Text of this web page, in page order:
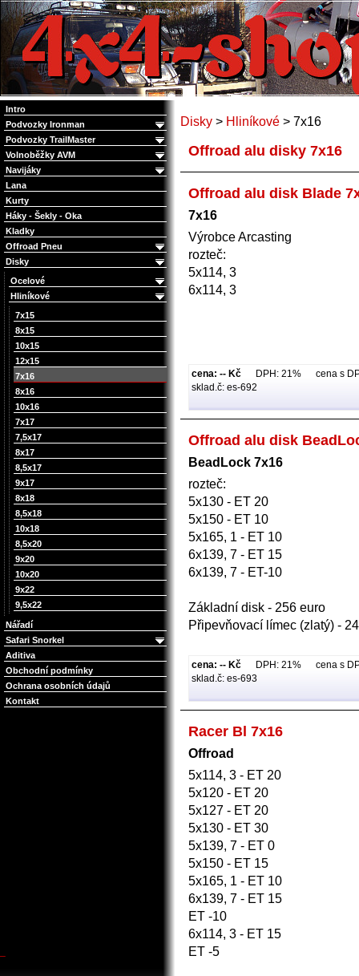
4x4 Offroad e-shop
Intro
Podvozky Ironman
Podvozky TrailMaster
Volnoběžky AVM
Navijáky
Lana
Kurty
Háky - Šekly - Oka
Kladky
Offroad Pneu
Disky
Ocelové
Hliníkové
7x15
8x15
10x15
12x15
7x16
8x16
10x16
7x17
7,5x17
8x17
8,5x17
9x17
8x18
8,5x18
10x18
8,5x20
9x20
10x20
9x22
9,5x22
Nářadí
Safari Snorkel
Aditiva
Obchodní podmínky
Ochrana osobních údajů
Kontakt
Disky > Hliníkové > 7x16
Offroad alu disky 7x16
Offroad alu disk Blade
7x16
Výrobce Arcasting
rozteč:
5x114, 3
6x114, 3
cena: -- Kč DPH: 21% cena s
sklad.č: es-692
Offroad alu disk
BeadLock 7x16
rozteč:
5x130 - ET 20
5x150 - ET 10
5x165, 1 - ET 10
6x139, 7 - ET 15
6x139, 7 - ET-10
Základní disk - 256 euro
Připevňovací límec (zlatý) -
cena: -- Kč DPH: 21% cena s
sklad.č: es-693
Racer Bl 7x16
Offroad
5x114, 3 - ET 20
5x120 - ET 20
5x127 - ET 20
5x130 - ET 30
5x139, 7 - ET 0
5x150 - ET 15
5x165, 1 - ET 10
6x139, 7 - ET 15
ET -10
6x114, 3 - ET 15
ET -5